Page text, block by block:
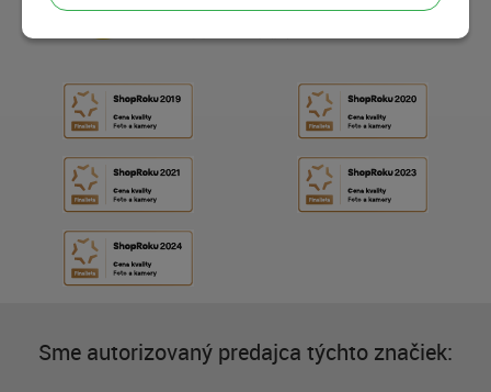
Sme autorizovaný predajca týchto značiek: